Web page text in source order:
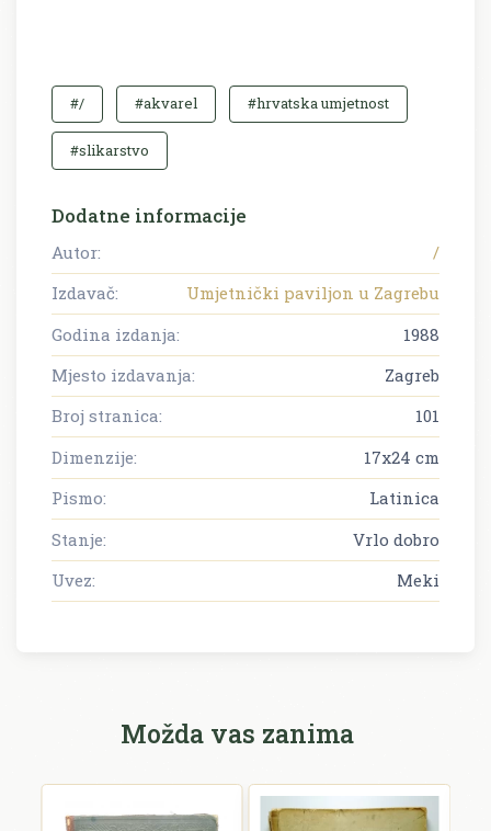
#/ #akvarel #hrvatska umjetnost
#slikarstvo
Dodatne informacije
Autor:
/
Izdavač:
Umjetnički paviljon u Zagrebu
Godina izdanja:
1988
Mjesto izdavanja:
Zagreb
Broj stranica:
101
Dimenzije:
17x24 cm
Pismo:
Latinica
Stanje:
Vrlo dobro
Uvez:
Meki
Možda vas zanima